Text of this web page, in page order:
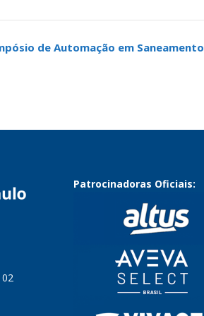
de Automação em Saneamento
Patrocinadoras Oficiais: